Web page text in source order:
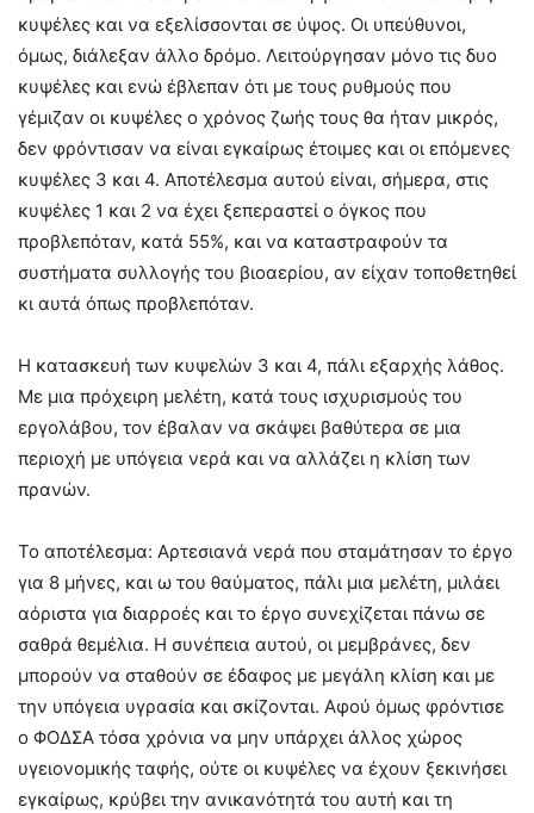
κυψέλες και να εξελίσσονται σε ύψος. Οι υπεύθυνοι,
όμως, διάλεξαν άλλο δρόμο. Λειτούργησαν μόνο τις δυο
κυψέλες και ενώ έβλεπαν ότι με τους ρυθμούς που
γέμιζαν οι κυψέλες ο χρόνος ζωής τους θα ήταν μικρός,
δεν φρόντισαν να είναι εγκαίρως έτοιμες και οι επόμενες
κυψέλες 3 και 4. Αποτέλεσμα αυτού είναι, σήμερα, στις
κυψέλες 1 και 2 να έχει ξεπεραστεί ο όγκος που
προβλεπόταν, κατά 55%, και να καταστραφούν τα
συστήματα συλλογής του βιοαερίου, αν είχαν τοποθετηθεί
κι αυτά όπως προβλεπόταν.
Η κατασκευή των κυψελών 3 και 4, πάλι εξαρχής λάθος.
Με μια πρόχειρη μελέτη, κατά τους ισχυρισμούς του
εργολάβου, τον έβαλαν να σκάψει βαθύτερα σε μια
περιοχή με υπόγεια νερά και να αλλάζει η κλίση των
πρανών.
Το αποτέλεσμα: Αρτεσιανά νερά που σταμάτησαν το έργο
για 8 μήνες, και ω του θαύματος, πάλι μια μελέτη, μιλάει
αόριστα για διαρροές και το έργο συνεχίζεται πάνω σε
σαθρά θεμέλια. Η συνέπεια αυτού, οι μεμβράνες, δεν
μπορούν να σταθούν σε έδαφος με μεγάλη κλίση και με
την υπόγεια υγρασία και σκίζονται. Αφού όμως φρόντισε
ο ΦΟΔΣΑ τόσα χρόνια να μην υπάρχει άλλος χώρος
υγειονομικής ταφής, ούτε οι κυψέλες να έχουν ξεκινήσει
εγκαίρως, κρύβει την ανικανότητά του αυτή και τη